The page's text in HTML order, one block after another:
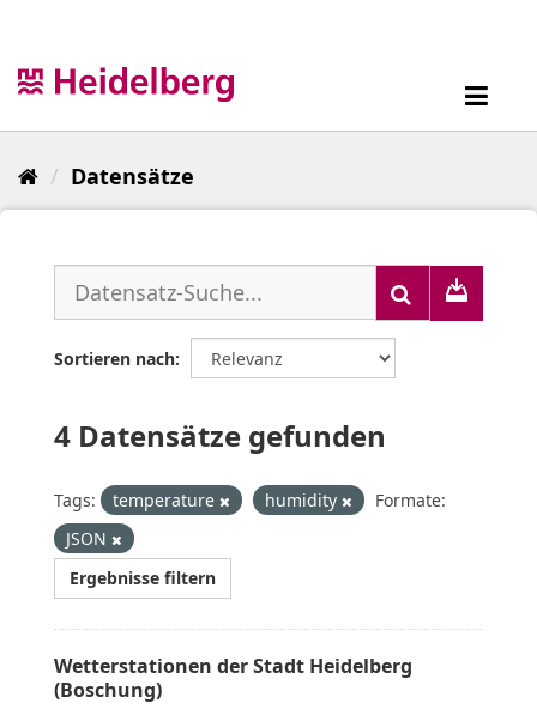
Datensätze
Sortieren nach
4 Datensätze gefunden
Tags: temperature humidity
Formate:
JSON
Ergebnisse filtern
Wetterstationen der Stadt Heidelberg
(Boschung)